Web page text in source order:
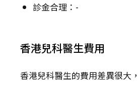
診金合理：-
香港兒科醫生費用
香港兒科醫生的費用差異很大